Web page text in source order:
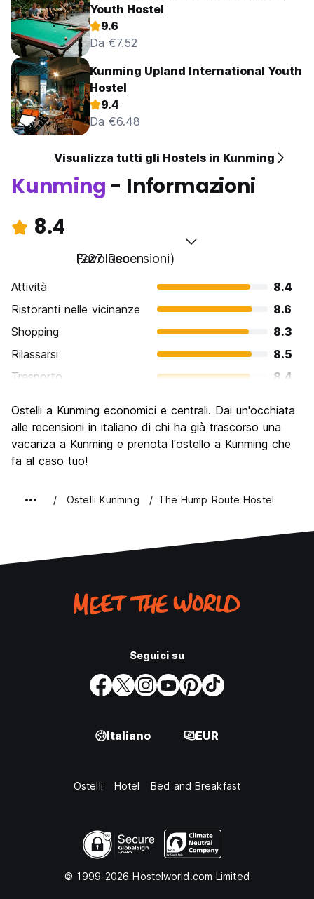
Youth Hostel
9.6
Da €7.52
Kunming Upland International Youth
Hostel
9.4
Da €6.48
Visualizza tutti gli Hostels in Kunming
Kunming - Informazioni
8.4
Favoloso
(227 Recensioni)
Attività
8.4
Ristoranti nelle vicinanze
8.6
Shopping
8.3
Rilassarsi
8.5
Trasporto
8.4
Luoghi di interesse culturale
8.3
Festa / Vita notturna
8.1
Qualita' Prezzo
Ostelli a Kunming economici e centrali. Dai un'occhiata
alle recensioni in italiano di chi ha già trascorso una
vacanza a Kunming e prenota l'ostello a Kunming che
fa al caso tuo!
Ostelli Kunming The Hump Route Hostel
Seguici su
Italiano EUR
Ostelli Hotel Bed and Breakfast
© 1999-2026 Hostelworld.com Limited